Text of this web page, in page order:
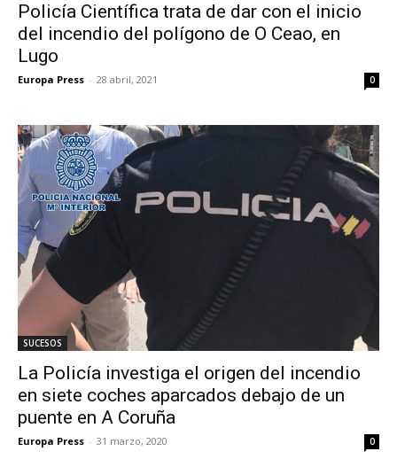
Policía Científica trata de dar con el inicio
del incendio del polígono de O Ceao, en
Lugo
Europa Press - 28 abril, 2021 0
SUCESOS
La Policía investiga el origen del incendio
en siete coches aparcados debajo de un
puente en A Coruña
Europa Press - 31 marzo, 2020 0